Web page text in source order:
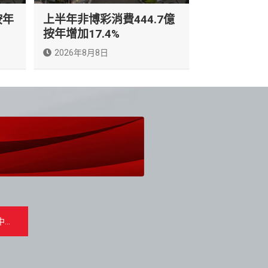
上半年非博彩消費444.7億
按年增加17.4%
2026年8月8日